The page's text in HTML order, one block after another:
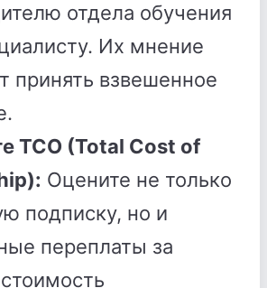
отдела обучения
Их мнение
принять взвешенное
TCO (Total Cost of
Оцените не только
подписку, но и
переплаты за